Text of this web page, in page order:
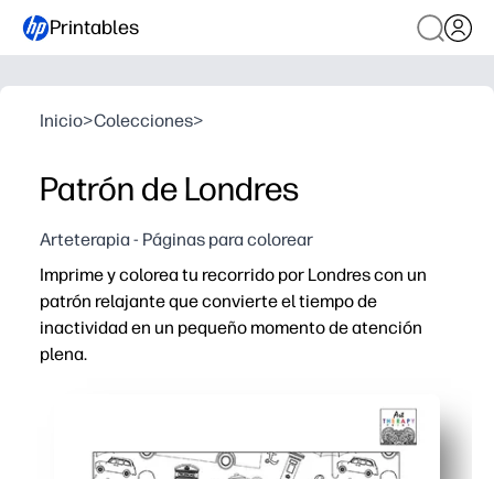
Printables
Inicio>Colecciones>
Patrón de Londres
Arteterapia - Páginas para colorear
Imprime y colorea tu recorrido por Londres con un
patrón relajante que convierte el tiempo de
inactividad en un pequeño momento de atención
plena.
Sin preparación: solo tienes que imprimir, coger
La repetición de íconos aumenta la concentración y
Desarrolla la motricidad fina y la confianza en el